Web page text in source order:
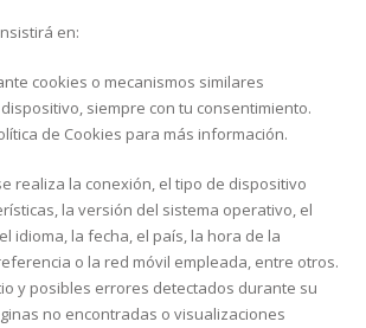
en:
cookies o mecanismos similares
siempre con tu consentimiento.
de Cookies para más información.
realiza la conexión, el tipo de dispositivo
la versión del sistema operativo, el
idioma, la fecha, el país, la hora de la
o la red móvil empleada, entre otros.
y posibles errores detectados durante su
no encontradas o visualizaciones